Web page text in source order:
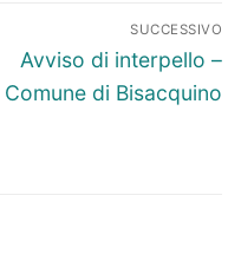
SUCCESSIVO
Articolo
successivo:
Avviso di interpello –
Comune di Bisacquino